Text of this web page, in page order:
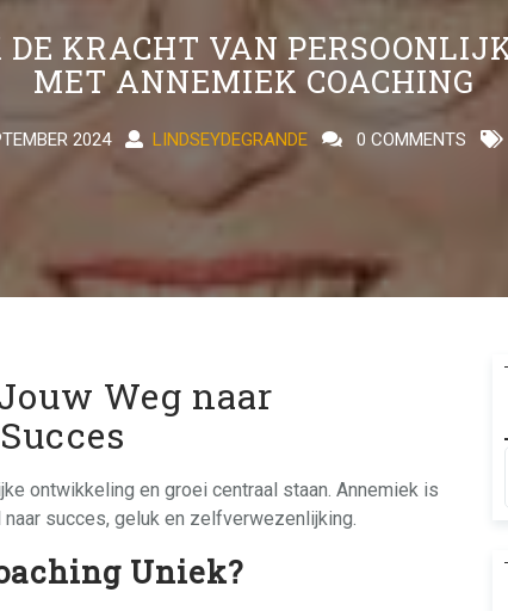
DE KRACHT VAN
MET ANNEMIEK COACHING
2024 LINDSEYDEGRANDE 0 COMMENTS
Weg naar
ontwikkeling en groei centraal staan. Annemiek is
succes, geluk en zelfverwezenlijking.
Uniek?